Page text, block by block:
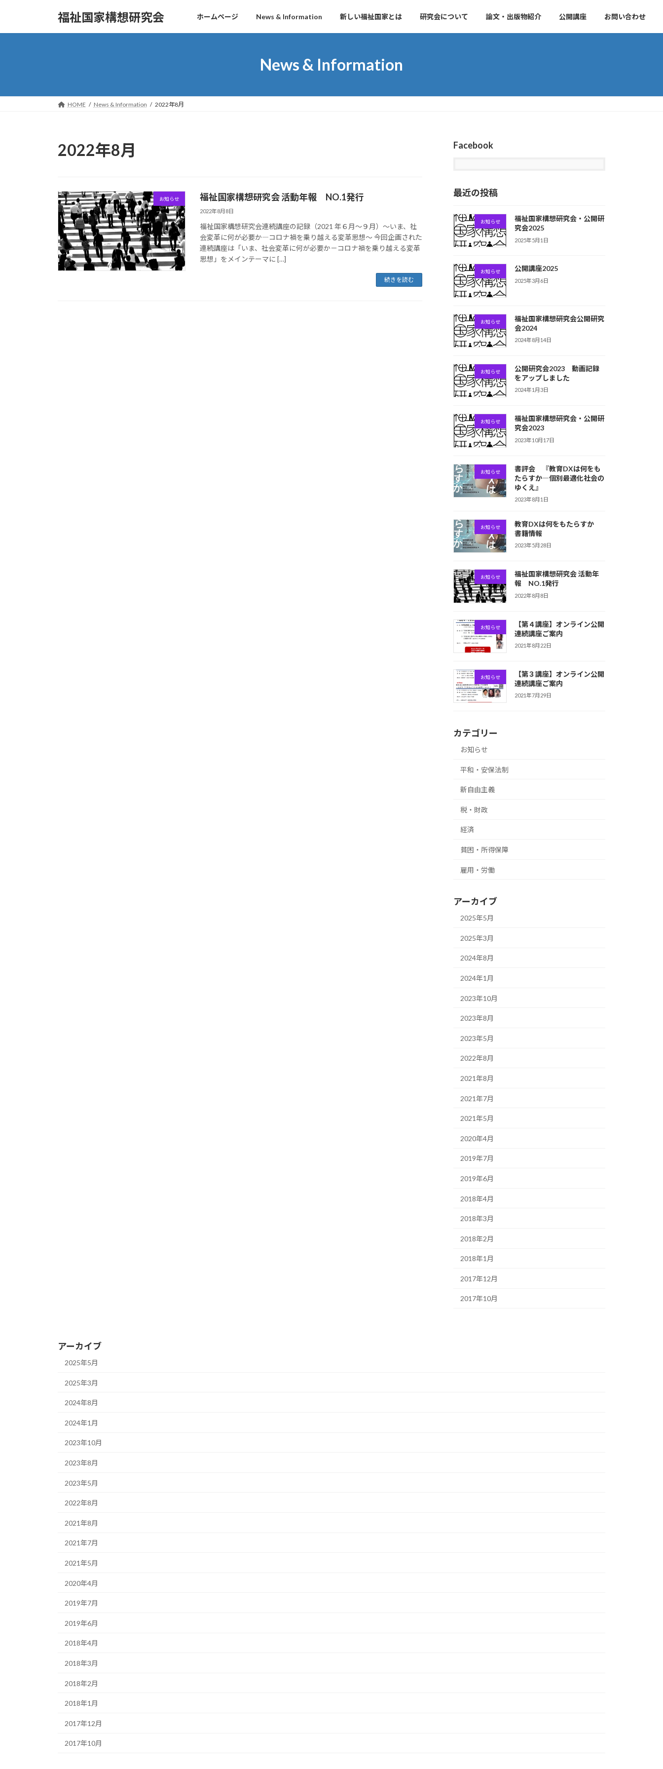
福祉国家構想研究会 ホームページ News & Information 新しい福祉国家とは 研究会について 論文・出版物紹介 公開講座 お問い合わせ
News & Information
HOME News & Information 2022年8月
2022年8月
お知らせ 福祉国家構想研究会 活動年報 NO.1発行
2022年8月8日
福祉国家構想研究会連続講座の記録（2021 年６月～９月）～いま、社
会変革に何が必要か―コロナ禍を乗り越える変革思想～ 今回企画された
連続講座は「いま、社会変革に何が必要か－コロナ禍を乗り越える変革
思想」をメインテーマに […]
続きを読む
Facebook
最近の投稿
お知らせ
福祉国家構想研究会・公開研
究会2025
2025年5月1日
お知らせ 公開講座2025
2025年3月6日
お知らせ
福祉国家構想研究会公開研究
会2024
2024年8月14日
お知らせ
公開研究会2023 動画記録
をアップしました
2024年1月3日
お知らせ
福祉国家構想研究会・公開研
究会2023
2023年10月17日
お知らせ
書評会 『教育DXは何をも
たらすか―個別最適化社会の
ゆくえ』
2023年8月1日
お知らせ
教育DXは何をもたらすか
書籍情報
2023年5月28日
お知らせ
福祉国家構想研究会 活動年
報 NO.1発行
2022年8月8日
お知らせ
【第４講座】オンライン公開
連続講座ご案内
2021年8月22日
お知らせ
【第３講座】オンライン公開
連続講座ご案内
2021年7月29日
カテゴリー
お知らせ
平和・安保法制
新自由主義
税・財政
経済
貧困・所得保障
雇用・労働
アーカイブ
2025年5月
2025年3月
2024年8月
2024年1月
2023年10月
2023年8月
2023年5月
2022年8月
2021年8月
2021年7月
2021年5月
2020年4月
2019年7月
2019年6月
2018年4月
2018年3月
2018年2月
2018年1月
2017年12月
2017年10月
アーカイブ
2025年5月
2025年3月
2024年8月
2024年1月
2023年10月
2023年8月
2023年5月
2022年8月
2021年8月
2021年7月
2021年5月
2020年4月
2019年7月
2019年6月
2018年4月
2018年3月
2018年2月
2018年1月
2017年12月
2017年10月